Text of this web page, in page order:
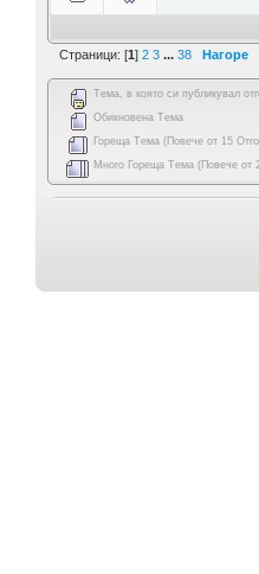
Страници: [1] 2 3 ... 38 Нагоре
Тема, в която си публикувал
Обикновена Тема
Гореща Тема (Повече от 15
Много Гореща Тема (Повече от